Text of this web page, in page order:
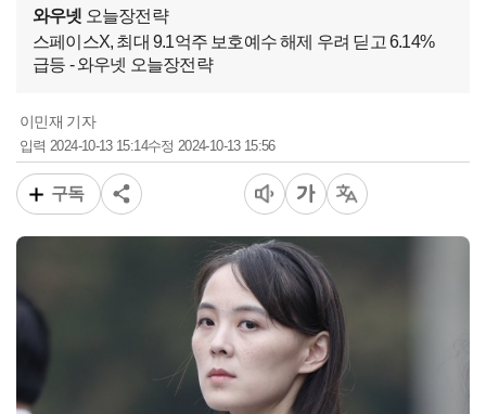
와우넷 오늘장전략
스페이스X, 최대 9.1억주 보호예수 해제 우려 딛고 6.14%
급등 - 와우넷 오늘장전략
이민재 기자
입력2024-10-13 15:14수정 2024-10-13 15:56
구독